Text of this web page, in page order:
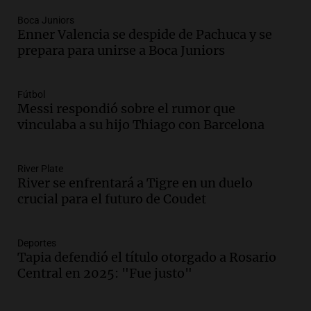
Panorama Federal
Episodios
Audio.
Audiencia por tragedia vial en
teléfono de Óscar González
Panorama Federal
Episodios
Group en medio de una investigación
por estafa piramidal millonaria
Panorama Federal
Episodios
venta de medicamentos controlados
mediante delivery
Panorama Federal
Boca Juniors
Enner Valencia se despide de Pachuca y se
prepara para unirse a Boca Juniors
Fútbol
Messi respondió sobre el rumor que
vinculaba a su hijo Thiago con Barcelona
River Plate
River se enfrentará a Tigre en un duelo
crucial para el futuro de Coudet
Deportes
Tapia defendió el título otorgado a Rosario
Central en 2025: "Fue justo"